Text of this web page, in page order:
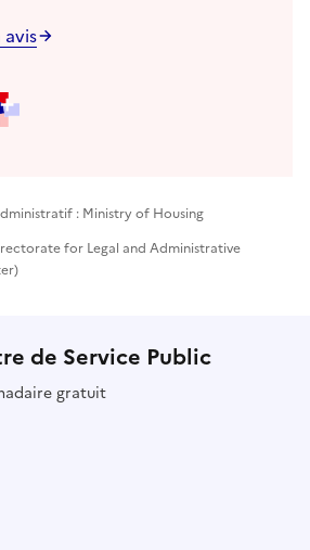
avis
: Ministry of Housing
for Legal and Administrative
de Service Public
gratuit